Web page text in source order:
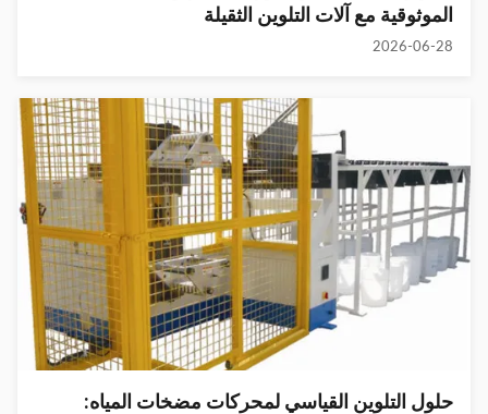
الموثوقية مع آلات التلوين الثقيلة
2026-06-28
حلول التلوين القياسي لمحركات مضخات المياه: